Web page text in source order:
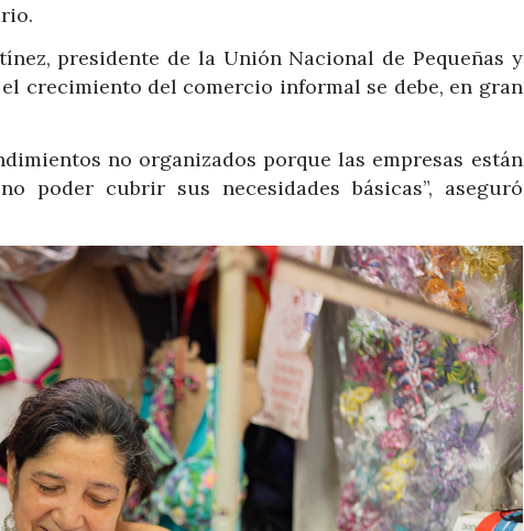
presidente de la Unión Nacional de Pequeñas y
el crecimiento del comercio informal se debe, en gran
no organizados porque las empresas están
poder cubrir sus necesidades básicas”, aseguró